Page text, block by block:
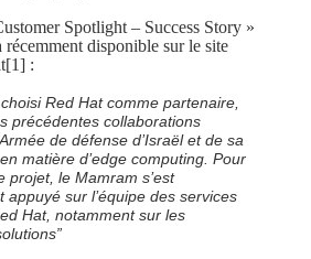
Spotlight – Success Story »
récemment disponible sur le site
:
Red Hat comme partenaire,
précédentes collaborations
de défense d’Israël et de sa
matière d’edge computing. Pour
projet, le Mamram s’est
appuyé sur l’équipe des services
Hat, notamment sur les